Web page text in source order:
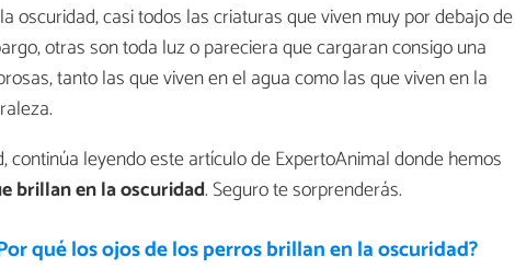
oscuridad, casi todos las criaturas que viven muy por debajo de
otras son toda luz o pareciera que cargaran consigo una
tanto las que viven en el agua como las que viven en la
continúa leyendo este artículo de ExpertoAnimal donde hemos
brillan en la oscuridad. Seguro te sorprenderás.
qué los ojos de los perros brillan en la oscuridad?